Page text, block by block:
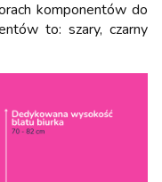
komponentów do
to: szary, czarny